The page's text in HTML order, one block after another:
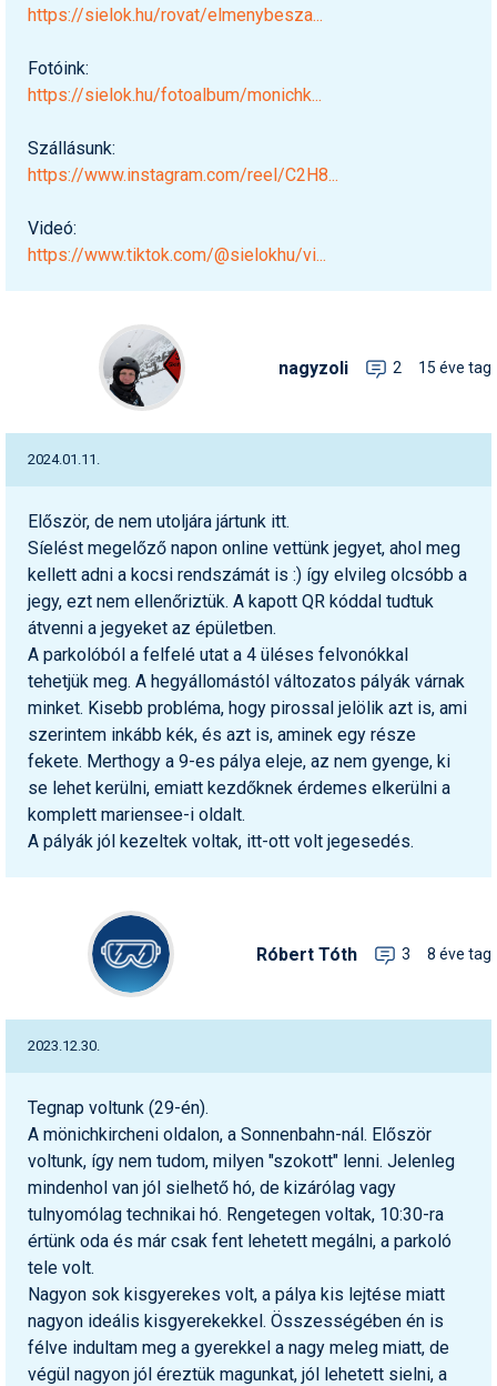
https://sielok.hu/rovat/elmenybesza...
Fotóink:
https://sielok.hu/fotoalbum/monichk...
Szállásunk:
https://www.instagram.com/reel/C2H8...
Videó:
https://www.tiktok.com/@sielokhu/vi...
nagyzoli 2 15 éve tag
2024.01.11.
Először, de nem utoljára jártunk itt.
Síelést megelőző napon online vettünk jegyet, ahol meg
kellett adni a kocsi rendszámát is :) így elvileg olcsóbb a
jegy, ezt nem ellenőriztük. A kapott QR kóddal tudtuk
átvenni a jegyeket az épületben.
A parkolóból a felfelé utat a 4 üléses felvonókkal
tehetjük meg. A hegyállomástól változatos pályák várnak
minket. Kisebb probléma, hogy pirossal jelölik azt is, ami
szerintem inkább kék, és azt is, aminek egy része
fekete. Merthogy a 9-es pálya eleje, az nem gyenge, ki
se lehet kerülni, emiatt kezdőknek érdemes elkerülni a
komplett mariensee-i oldalt.
A pályák jól kezeltek voltak, itt-ott volt jegesedés.
Róbert Tóth 3 8 éve tag
2023.12.30.
Tegnap voltunk (29-én).
A mönichkircheni oldalon, a Sonnenbahn-nál. Először
voltunk, így nem tudom, milyen "szokott" lenni. Jelenleg
mindenhol van jól sielhető hó, de kizárólag vagy
tulnyomólag technikai hó. Rengetegen voltak, 10:30-ra
értünk oda és már csak fent lehetett megálni, a parkoló
tele volt.
Nagyon sok kisgyerekes volt, a pálya kis lejtése miatt
nagyon ideális kisgyerekekkel. Összességében én is
félve indultam meg a gyerekkel a nagy meleg miatt, de
végül nagyon jól éreztük magunkat, jól lehetett sielni, a